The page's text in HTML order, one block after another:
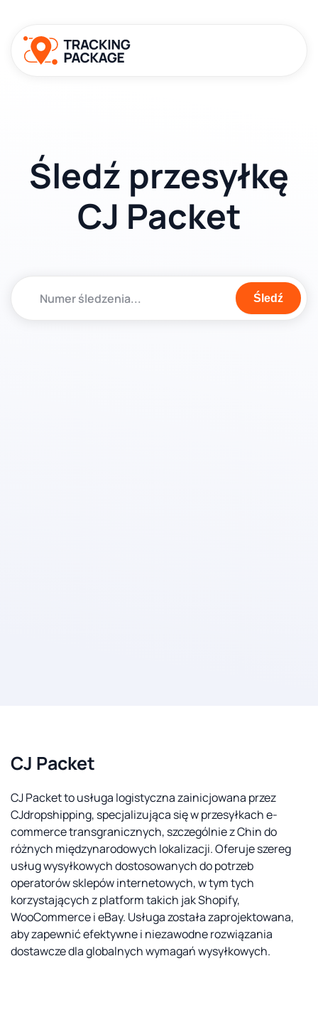
Śledź przesyłkę
CJ Packet
Śledź
CJ Packet
CJ Packet to usługa logistyczna zainicjowana przez
CJdropshipping, specjalizująca się w przesyłkach e-
commerce transgranicznych, szczególnie z Chin do
różnych międzynarodowych lokalizacji. Oferuje szereg
usług wysyłkowych dostosowanych do potrzeb
operatorów sklepów internetowych, w tym tych
korzystających z platform takich jak Shopify,
WooCommerce i eBay. Usługa została zaprojektowana,
aby zapewnić efektywne i niezawodne rozwiązania
dostawcze dla globalnych wymagań wysyłkowych.